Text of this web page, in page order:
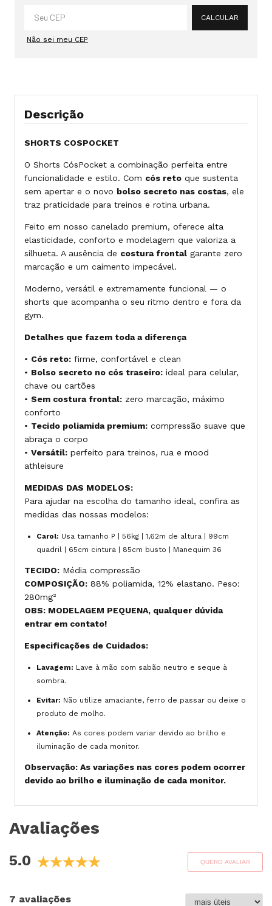
Alterar CEP
CALCULAR
Não sei meu CEP
Descrição
SHORTS COSPOCKET
O Shorts CósPocket a combinação perfeita entre
funcionalidade e estilo. Com cós reto que sustenta
sem apertar e o novo bolso secreto nas costas, ele
traz praticidade para treinos e rotina urbana.
Feito em nosso canelado premium, oferece alta
elasticidade, conforto e modelagem que valoriza a
silhueta. A ausência de costura frontal garante zero
marcação e um caimento impecável.
Moderno, versátil e extremamente funcional — o
shorts que acompanha o seu ritmo dentro e fora da
gym.
Detalhes que fazem toda a diferença
• Cós reto: firme, confortável e clean
• Bolso secreto no cós traseiro: ideal para celular,
chave ou cartões
• Sem costura frontal: zero marcação, máximo
conforto
• Tecido poliamida premium: compressão suave que
abraça o corpo
• Versátil: perfeito para treinos, rua e mood
athleisure
MEDIDAS DAS MODELOS:
Para ajudar na escolha do tamanho ideal, confira as
medidas das nossas modelos:
Carol: Usa tamanho P | 56kg | 1,62m de altura | 99cm
quadril | 65cm cintura | 85cm busto | Manequim 36
TECIDO: Média compressão
COMPOSIÇÃO: 88% poliamida, 12% elastano. Peso:
280mg²
OBS: MODELAGEM PEQUENA, qualquer dúvida
entrar em contato!
Especificações de Cuidados:
Lavagem: Lave à mão com sabão neutro e seque à
sombra.
Evitar: Não utilize amaciante, ferro de passar ou deixe o
produto de molho.
Atenção: As cores podem variar devido ao brilho e
iluminação de cada monitor.
Observação: As variações nas cores podem ocorrer
devido ao brilho e iluminação de cada monitor.
Avaliações
5.0 QUERO AVALIAR
7 avaliações